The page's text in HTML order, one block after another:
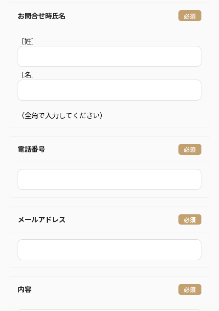
お問合せ時氏名
［姓］
［名］
（全角で入力してください）
電話番号
メールアドレス
内容